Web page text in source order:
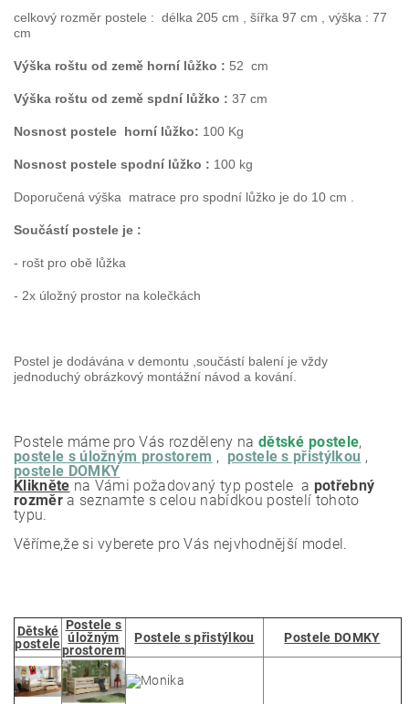
celkový rozměr postele : délka 205 cm , šířka 97 cm , výška : 77
cm
Výška roštu od země horní lůžko : 52 cm
Výška roštu od země spdní lůžko : 37 cm
Nosnost postele horní lůžko: 100 Kg
Nosnost postele spodní lůžko : 100 kg
Doporučená výška matrace pro spodní lůžko je do 10 cm .
Součástí postele je :
- rošt pro obě lůžka
- 2x úložný prostor na kolečkách
Postel je dodávána v demontu ,součástí balení je vždy
jednoduchý obrázkový montážní návod a kování.
Postele máme pro Vás rozděleny na dětské postele,
postele s úložným prostorem , postele s přistýlkou ,
postele DOMKY
Klikněte na Vámi požadovaný typ postele a potřebný
rozměra seznamte s celou nabídkou postelí tohoto
typu.
Věříme,že si vyberete pro Vás nejvhodnější model.
Dětské
postele
Postele s
úložným
prostorem
Postele s přistýlkou Postele DOMKY